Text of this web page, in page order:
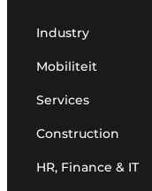
Industry
Mobiliteit
Services
Construction
HR, Finance & IT